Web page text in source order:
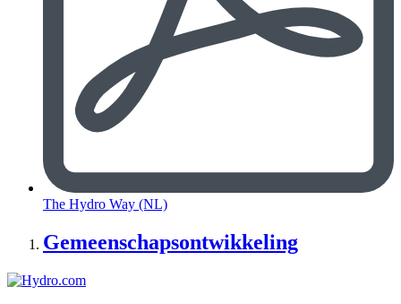
The Hydro Way (NL)
Gemeenschapsontwikkeling